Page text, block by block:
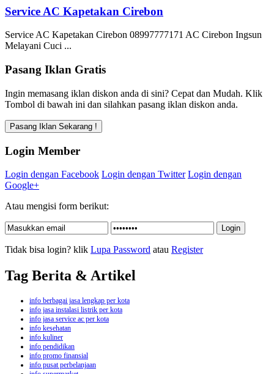
Service AC Kapetakan Cirebon
Service AC Kapetakan Cirebon 08997777171 AC Cirebon Ingsun
Melayani Cuci ...
Pasang Iklan Gratis
Ingin memasang iklan diskon anda di sini? Cepat dan Mudah. Klik
Tombol di bawah ini dan silahkan pasang iklan diskon anda.
Login Member
Login dengan Facebook Login dengan Twitter Login dengan
Google+
Atau mengisi form berikut:
Tidak bisa login? klik Lupa Password atau Register
Tag Berita & Artikel
info berbagai jasa lengkap per kota
info jasa instalasi listrik per kota
info jasa service ac per kota
info kesehatan
info kuliner
info pendidikan
info promo finansial
info pusat perbelanjaan